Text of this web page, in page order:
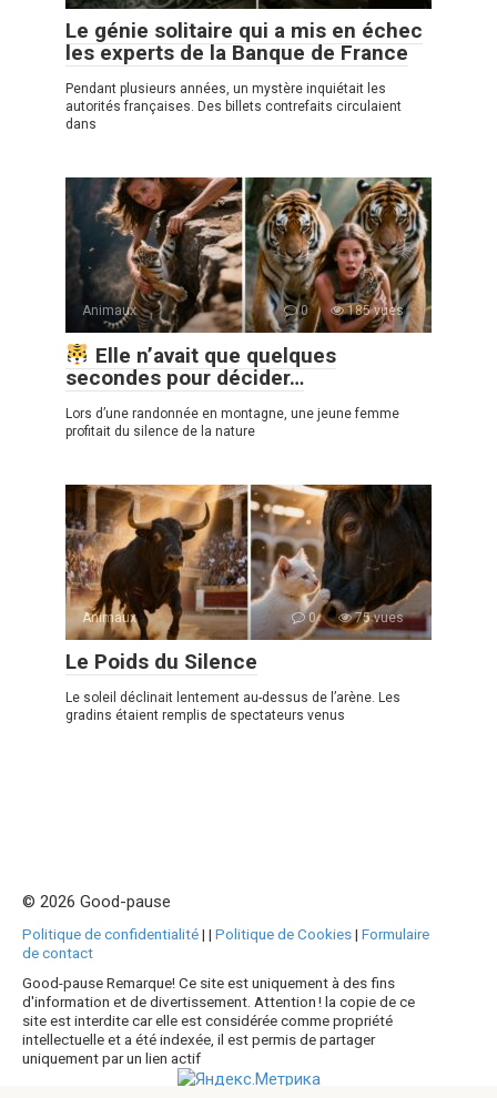
Le génie solitaire qui a mis en échec
les experts de la Banque de France
Pendant plusieurs années, un mystère inquiétait les
autorités françaises. Des billets contrefaits circulaient
dans
Animaux 0 185 vues
Elle n’avait que quelques
secondes pour décider…
Lors d’une randonnée en montagne, une jeune femme
profitait du silence de la nature
Animaux 0 75 vues
Le Poids du Silence
Le soleil déclinait lentement au-dessus de l’arène. Les
gradins étaient remplis de spectateurs venus
© 2026 Good-pause
Politique de confidentialité| | Politique de Cookies| Formulaire
de contact
Good-pause Remarque! Ce site est uniquement à des fins
d'information et de divertissement. Attention ! la copie de ce
site est interdite car elle est considérée comme propriété
intellectuelle et a été indexée, il est permis de partager
uniquement par un lien actif